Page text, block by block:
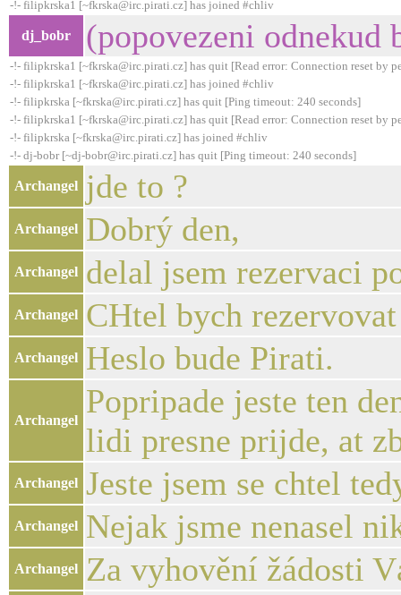
-!- filipkrska1 [~fkrska@irc.pirati.cz] has joined #chliv
dj_bobr (popovezeni odnekud
-!- filipkrska1 [~fkrska@irc.pirati.cz] has quit [Read error: Connection reset by
-!- filipkrska1 [~fkrska@irc.pirati.cz] has joined #chliv
-!- filipkrska [~fkrska@irc.pirati.cz] has quit [Ping timeout: 240 seconds]
-!- filipkrska1 [~fkrska@irc.pirati.cz] has quit [Read error: Connection reset by
-!- filipkrska [~fkrska@irc.pirati.cz] has joined #chliv
-!- dj-bobr [~dj-bobr@irc.pirati.cz] has quit [Ping timeout: 240 seconds]
Archangel jde to ?
Archangel Dobrý den,
Archangel delal jsem rezervaci
Archangel CHtel bych
Archangel Heslo bude Pirati.
Archangel
Popripade jeste ten
lidi presne prijde, at
Archangel Jeste jsem se chtel
Archangel Nejak jsme nenasel
Archangel Za vyhovění žádosti